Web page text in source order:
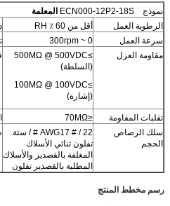
نموذج
المعلمة
الرطوبة العمل
أقل من 60 ٪ RH
سرعة العمل
0 ~ 300rpm
مقاومة العزل
≥500MΩ @ 500VDC
(السلطة)
≥100MΩ @ 100VDC
(إشارة)
تقلبات المقاومة ≤70MΩ
سلك الرصاص
الحجم
AWG17 # / 22 # / ستة
تفلون ثنائي الأسلاك
المغلفة بالقصدير والأسلاك
المطلية بالقصدير تفلون
رسم مخطط المنتج